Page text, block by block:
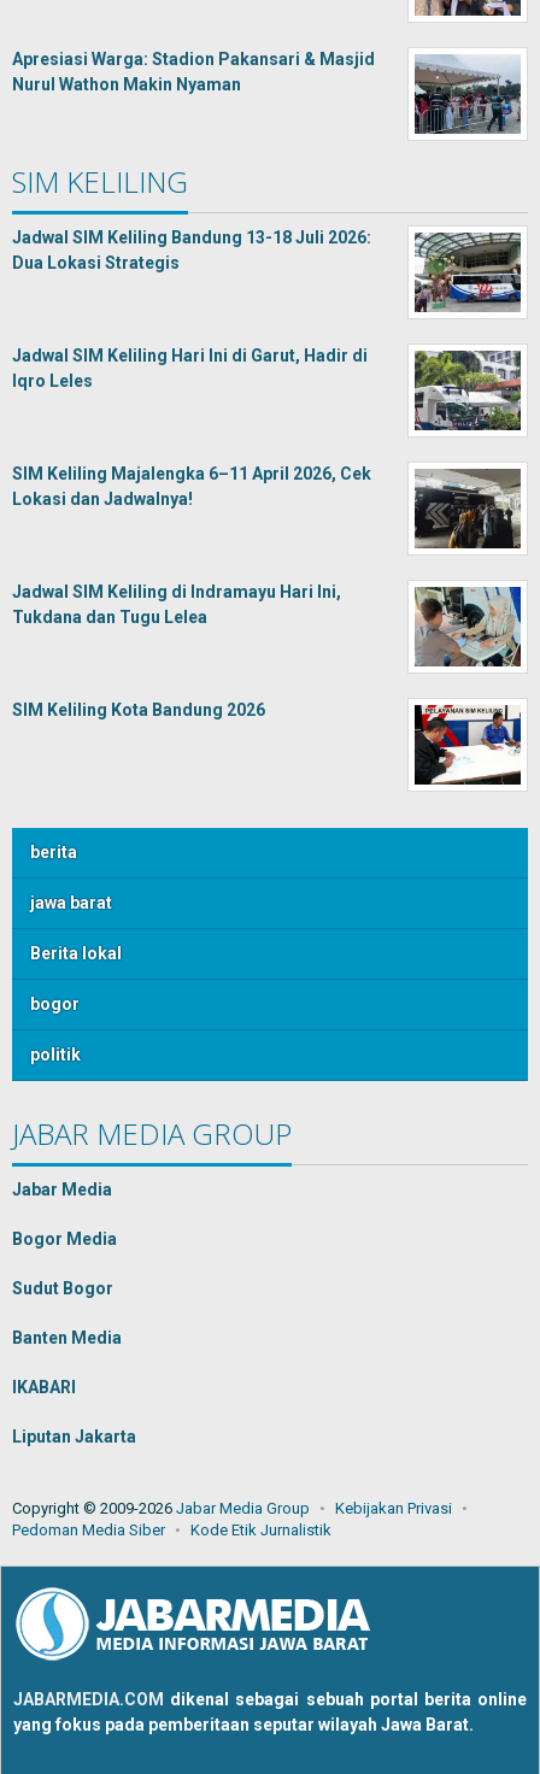
Apresiasi Warga: Stadion Pakansari & Masjid
Nurul Wathon Makin Nyaman
SIM KELILING
Jadwal SIM Keliling Bandung 13-18 Juli 2026:
Dua Lokasi Strategis
Jadwal SIM Keliling Hari Ini di Garut, Hadir di
Iqro Leles
SIM Keliling Majalengka 6–11 April 2026, Cek
Lokasi dan Jadwalnya!
Jadwal SIM Keliling di Indramayu Hari Ini,
Tukdana dan Tugu Lelea
SIM Keliling Kota Bandung 2026
berita
jawa barat
Berita lokal
bogor
politik
JABAR MEDIA GROUP
Jabar Media
Bogor Media
Sudut Bogor
Banten Media
IKABARI
Liputan Jakarta
Copyright © 2009-2026 Jabar Media Group
Kebijakan Privasi
Pedoman Media Siber
Kode Etik Jurnalistik
JABARMEDIA.COM dikenal sebagai sebuah portal berita online
yang fokus pada pemberitaan seputar wilayah Jawa Barat.